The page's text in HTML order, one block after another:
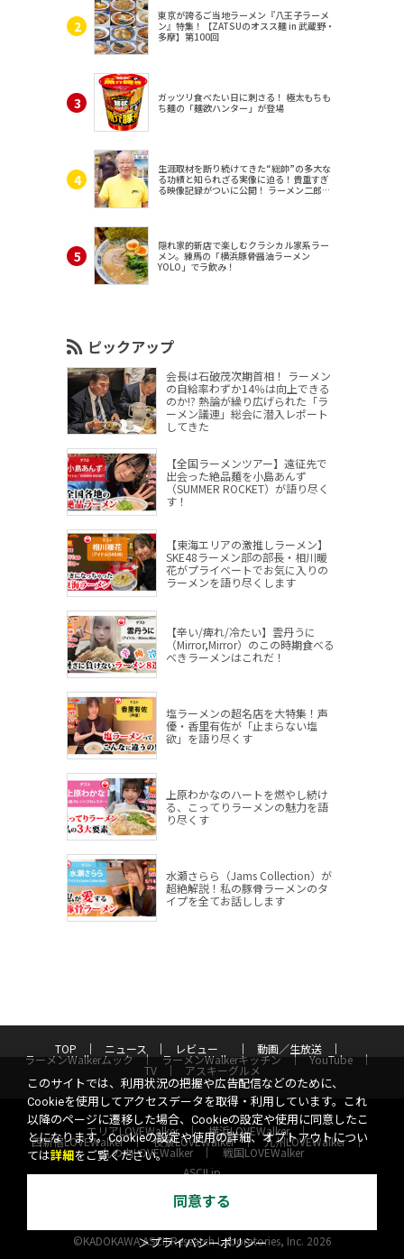
東京が誇るご当地ラーメン『八王子ラーメ
ン』特集！【ZATSUのオスス麺 in 武蔵野・
多摩】第100回
ガッツリ食べたい日に刺さる！ 極太もちも
ち麺の「麺欲ハンター」が登場
生涯取材を断り続けてきた“総帥”の多大な
る功績と知られざる実像に迫る！貴重すぎ
る映像記録がついに公開！ ラーメン二郎
隠れ家的新店で楽しむクラシカル家系ラー
メン。練馬の「横浜豚骨醤油ラーメン
YOLO」でラ飲み！
ピックアップ
会長は石破茂次期首相！ ラーメン
の自給率わずか14％は向上できる
のか!? 熱論が繰り広げられた「ラ
ーメン議連」総会に潜入レポート
してきた
【全国ラーメンツアー】遠征先で
出会った絶品麺を小島あんず
（SUMMER ROCKET）が語り尽く
す！
【東海エリアの激推しラーメン】
SKE48ラーメン部の部長・相川暖
花がプライベートでお気に入りの
ラーメンを語り尽くします
【辛い/痺れ/冷たい】雲丹うに
（Mirror,Mirror）のこの時期食べる
べきラーメンはこれだ！
塩ラーメンの超名店を大特集！声
優・香里有佐が「止まらない塩
欲」を語り尽くす
上原わかなのハートを燃やし続け
る、こってりラーメンの魅力を語
り尽くす
水瀬さらら（Jams Collection）が
超絶解説！私の豚骨ラーメンのタ
イプを全てお話しします
TOP ニュース レビュー 動画／生放送
ラーメンWalkerムック ラーメンWalkerキッチン YouTube
TV アスキーグルメ
エリアLOVEWalker 横浜LOVEWalker
西新宿LOVEWalker 夜景LOVEWalker 九州LOVEWalker
丸の内LOVEWalker
戦国LOVEWalker
ASCII.jp
プライバシーポリシー
お問い合わせ
©KADOKAWA ASCII Research Laboratories, Inc. 2026
このサイトでは、利用状況の把握や広告配信などのために、
Cookieを使用してアクセスデータを取得・利用しています。これ
以降のページに遷移した場合、Cookieの設定や使用に同意したこ
とになります。Cookieの設定や使用の詳細、オプトアウトについ
ては詳細 をご覧ください。
同意する
＞プライバシーポリシー